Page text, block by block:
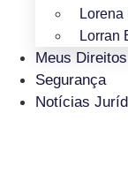
Lorena
Lorran
Meus Direitos
Segurança
Notícias